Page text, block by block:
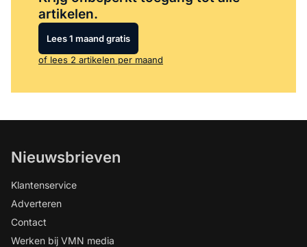
artikelen.
Lees 1 maand gratis
of lees 2 artikelen per maand
Nieuwsbrieven
Klantenservice
Adverteren
Contact
Werken bij VMN media